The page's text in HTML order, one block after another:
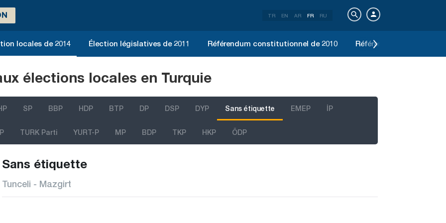
TR EN AR FR RU
locales de 2014 Élection législatives de 2011 Référendum constitutionnel de 2010 Référendum
élections locales en Turquie
SP BBP HDP BTP DP DSP DYP Sans étiquette EMEP İP
TURK Parti YURT-P MP BDP TKP HKP ÖDP
Sans étiquette
Tunceli - Mazgirt